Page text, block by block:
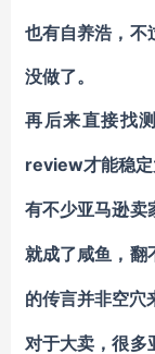
也有自养浩，不
没做了。
再后来直接找
review才能稳定
有不少亚马逊卖
就成了咸鱼，翻
的传言并非空穴
对于大卖，很多